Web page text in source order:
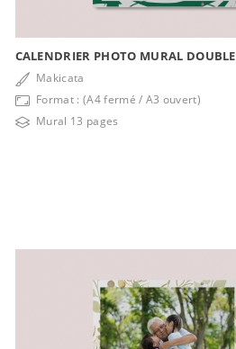
CALENDRIER PHOTO MURAL DOUBLE
Makicata
Format : (A4 fermé / A3 ouvert)
Mural 13 pages